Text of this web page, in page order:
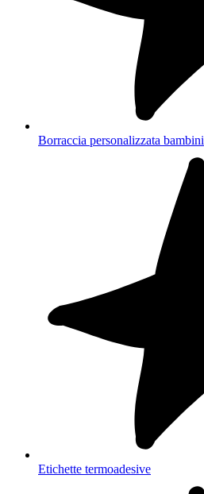
Borraccia personalizzata bambini
Etichette termoadesive